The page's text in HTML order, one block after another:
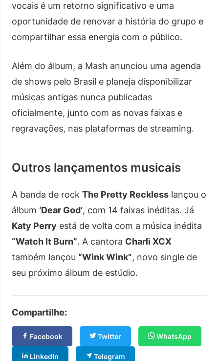
vocais é um retorno significativo e uma
oportunidade de renovar a história do grupo e
compartilhar essa energia com o público.
Além do álbum, a Mash anunciou uma agenda
de shows pelo Brasil e planeja disponibilizar
músicas antigas nunca publicadas
oficialmente, junto com as novas faixas e
regravações, nas plataformas de streaming.
Outros lançamentos musicais
A banda de rock The Pretty Reckless lançou o
álbum ‘Dear God’, com 14 faixas inéditas. Já
Katy Perry está de volta com a música inédita
“Watch It Burn”. A cantora Charli XCX
também lançou “Wink Wink”, novo single de
seu próximo álbum de estúdio.
Compartilhe:
Facebook Twitter WhatsApp
LinkedIn Telegram